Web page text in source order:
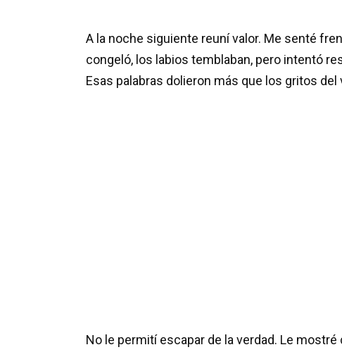
A la noche siguiente reuní valor. Me senté
congeló, los labios temblaban, pero intentó
Esas palabras dolieron más que los gritos del
No le permití escapar de la verdad. Le